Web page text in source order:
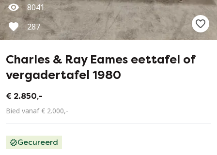
8041
287
Charles & Ray Eames eettafel of
vergadertafel 1980
€ 2.850,-
Bied vanaf € 2.000,-
Gecureerd